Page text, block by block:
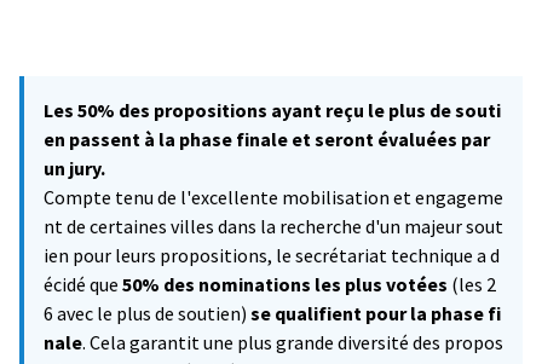
Les 50% des propositions ayant reçu le plus de souti
en passent à la phase finale et seront évaluées par
un jury.
Compte tenu de l'excellente mobilisation et engageme
nt de certaines villes dans la recherche d'un majeur sout
ien pour leurs propositions, le secrétariat technique a d
écidé que 50% des nominations les plus votées (les 2
6 avec le plus de soutien) se qualifient pour la phase fi
nale. Cela garantit une plus grande diversité des propos